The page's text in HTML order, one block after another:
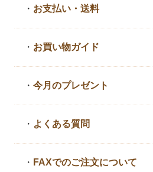
・ お支払い・送料
・ お買い物ガイド
・今月のプレゼント
・ よくある質問
・ FAXでのご注文について